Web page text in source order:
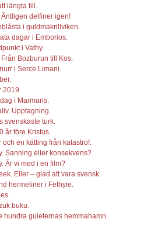
längta till.
delfiner igen!
i guldmakrillviken.
dagar i Emborios.
i Vathy.
Bozburun till Kos.
i Serce Limani.
2019
i Marmaris.
Upptagning.
svenskaste turk.
år före Kristus.
och en kätting från katastrof.
Sanning eller konsekvens?
Är vi med i en film?
Eller – glad att vara svensk.
hermeliner i Fethyie.
buku.
hundra guleternas hemmahamn.